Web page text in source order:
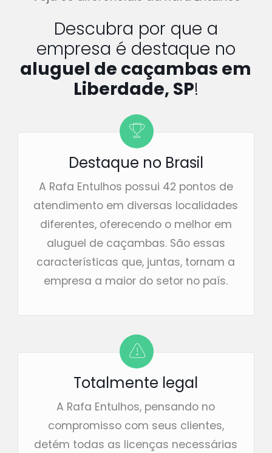
Descubra por que a
empresa é destaque no
aluguel de caçambas em
Liberdade, SP!
Destaque no Brasil
A Rafa Entulhos possui 42 pontos de
atendimento em diversas localidades
diferentes, oferecendo o melhor em
aluguel de caçambas. São essas
características que, juntas, tornam a
empresa a maior do setor no país.
Totalmente legal
A Rafa Entulhos, pensando no
compromisso com seus clientes,
detém todas as licenças necessárias